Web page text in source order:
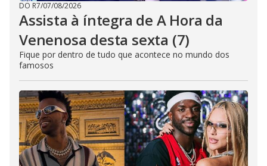
DO R7/07/08/2026
Assista à íntegra de A Hora da
Venenosa desta sexta (7)
Fique por dentro de tudo que acontece no mundo dos
famosos